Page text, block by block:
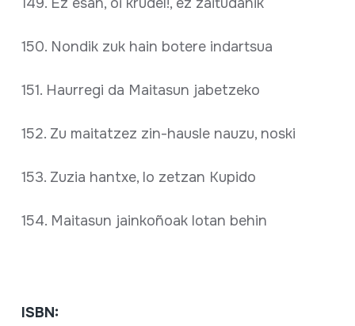
150. Nondik zuk hain botere indartsua
151. Haurregi da Maitasun jabetzeko
152. Zu maitatzez zin-hausle nauzu, noski
153. Zuzia hantxe, lo zetzan Kupido
154. Maitasun jainkoñoak lotan behin
ISBN: